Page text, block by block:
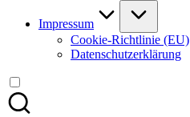
Impressum
Cookie-Richtlinie (EU)
Datenschutzerklärung